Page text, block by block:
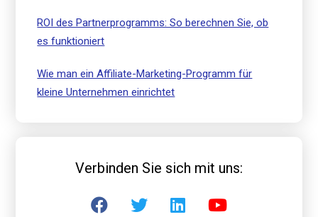
ROI des Partnerprogramms: So berechnen Sie, ob
es funktioniert
Wie man ein Affiliate-Marketing-Programm für
kleine Unternehmen einrichtet
Verbinden Sie sich mit uns: